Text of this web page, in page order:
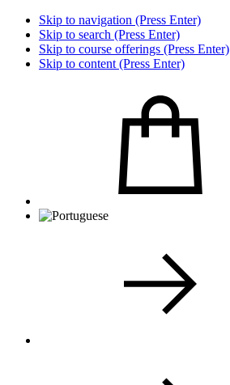
Skip to navigation (Press Enter)
Skip to search (Press Enter)
Skip to course offerings (Press Enter)
Skip to content (Press Enter)